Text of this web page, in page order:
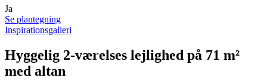
Ja
Se plantegning
Inspirationsgalleri
Hyggelig 2-værelses lejlighed på 71 m²
med altan